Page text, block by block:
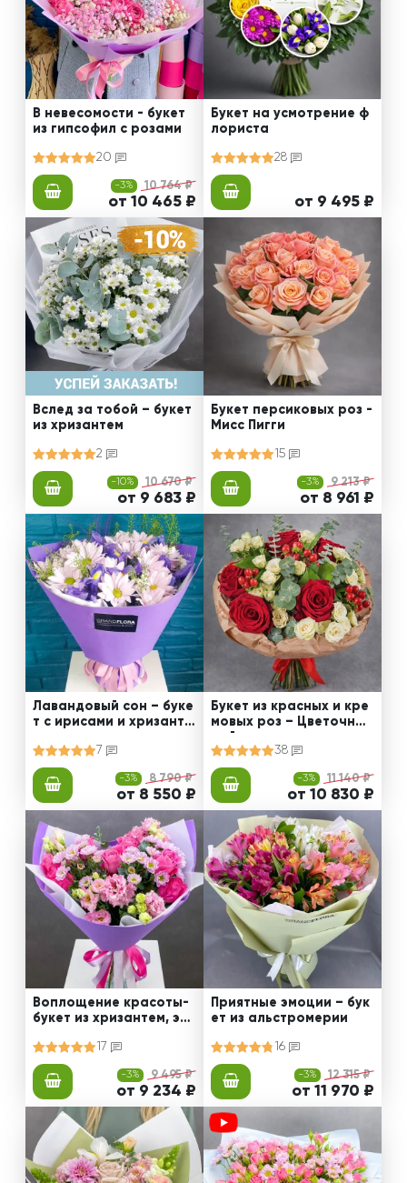
В невесомости - букет
из гипсофил с розами
20
-3% 10 764 ₽
от 10 465 ₽
Букет на усмотрение ф
лориста
28
от 9 495 ₽
Вслед за тобой – букет
из хризантем
2
-10% 10 670 ₽
от 9 683 ₽
Букет персиковых роз -
Мисс Пигги
15
-3% 9 213 ₽
от 8 961 ₽
Лавандовый сон – буке
т с ирисами и хризанте
7
-3% 8 790 ₽
от 8 550 ₽
Букет из красных и кре
мовых роз – Цветочный
38
-3% 11 140 ₽
от 10 830 ₽
Воплощение красоты-
букет из хризантем, эус
17
-3% 9 495 ₽
от 9 234 ₽
Приятные эмоции – бук
ет из альстромерии
16
-3% 12 315 ₽
от 11 970 ₽